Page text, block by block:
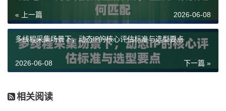
时，按量计费可能产生不可控的成本。此套餐提供专属I
P池，在有效期内不限制使用的IP数量和流量消耗，并配
备超高带宽。这特别适合需要7x24小时持续运行的数据
采集、自动化内容分发、大规模AI数据训练回传等场
景。它将可变成本转化为固定成本，让长期预算变得清
场景二：企业级业务与全球化布局
« 上一篇 2026-06-08
多线程采集场景下，动态IP的核心评估标准与选型要点
下一篇 »
2026-06-08
相关阅读